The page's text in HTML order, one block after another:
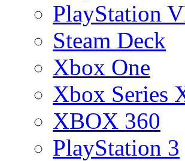
PlayStation
Steam Deck
Xbox One
Xbox Series
XBOX 360
PlayStation 3